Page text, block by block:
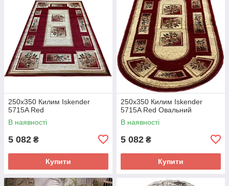
250x350 Килим Iskender
5715A Red
В наявності
5 082 ₴
Купити
250x350 Килим Iskender
5715A Red Овальний
В наявності
5 082 ₴
Купити